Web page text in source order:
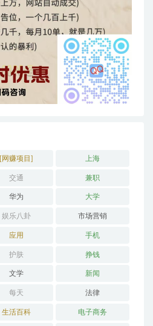
[网赚项目] 上海
交通 兼职
华为 大学
娱乐八卦 市场营销
应用 手机
护肤 挣钱
文学 新闻
每天 法律
生活百科 电子商务